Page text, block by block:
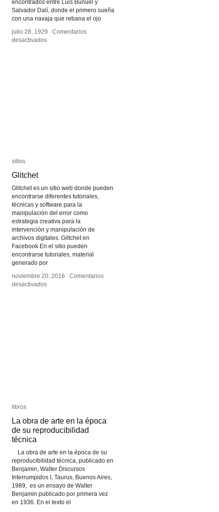
encontrados entre Luis Buñuel y
Salvador Dalí, donde el primero sueña
con una navaja que rebana el ojo
julio 28, 1929 / Comentarios
desactivadosen
julio 28, 1929 / Comentarios
desactivadosen
sitios
Glitchet
Glitchet es un sitio web donde pueden
encontrarse diferentes tutoriales,
técnicas y software para la
manipulación del error como
estrategia creativa para la
intervención y manipulación de
archivos digitales. Giltchet en
Facebook En el sitio pueden
encontrarse tutoriales, material
generado por
noviembre 20, 2016 / Comentarios
desactivadosen
sitios
Glitchet
noviembre 20, 2016 / Comentarios
desactivadosen
libros
La obra de arte en la época
de su reproducibilidad
técnica
La obra de arte en la época de su
reproducibilidad técnica, publicado en
Benjamin, Walter Discursos
Interrumpidos I, Taurus, Buenos Aires,
1989, es un ensayo de Walter
Benjamin publicado por primera vez
en 1936. En el texto el
libros
La obra de arte en la época
de su reproducibilidad
técnica